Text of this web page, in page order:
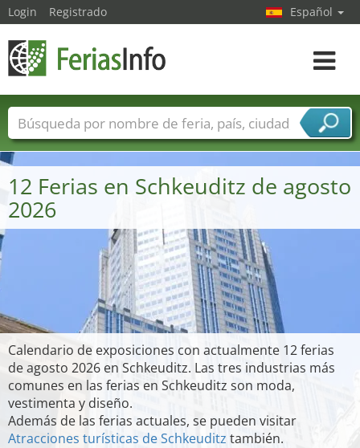
12 Ferias en Schkeuditz de agosto
2026
Calendario de exposiciones con actualmente 12 ferias
de agosto 2026 en Schkeuditz. Las tres industrias más
comunes en las ferias en Schkeuditz son moda,
vestimenta y diseño.
Además de las ferias actuales, se pueden visitar
Atracciones turísticas de Schkeuditz también.
Login Registrado Español
toggle
Nombres de ferias Países
Ciudades
Sectores de ferias
Sectores de proveedor de servicios